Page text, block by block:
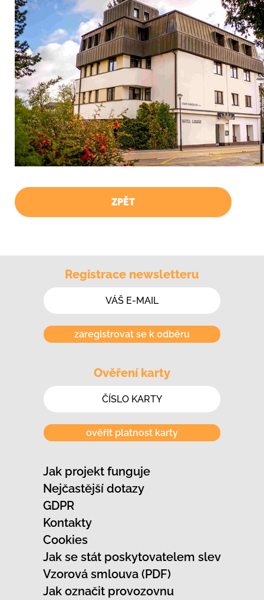
ZPĚT
Jak projekt funguje
Nejčastější dotazy
GDPR
Kontakty
Cookies
Jak se stát poskytovatelem slev
Registrace newsletteru
zaregistrovat se k odběru
Ověření karty
ověřit platnost karty
Vzorová smlouva (PDF)
Jak označit provozovnu